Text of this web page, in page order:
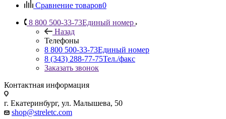
Сравнение товаров0
8 800 500-33-73Единый номер
Назад
Телефоны
8 800 500-33-73Единый номер
8 (343) 288-77-75Тел./факс
Заказать звонок
Контактная информация
г. Екатеринбург, ул. Малышева, 50
shop@streletc.com